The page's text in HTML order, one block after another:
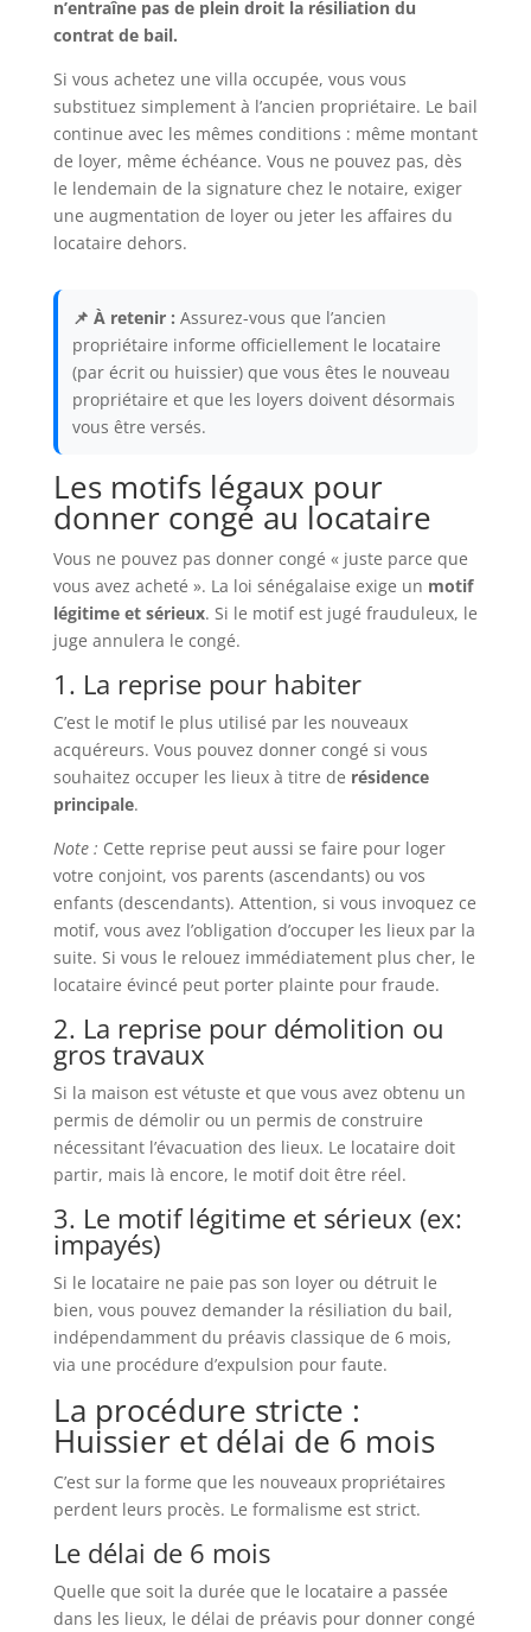
n’entraîne pas de plein droit la résiliation du
contrat de bail.
Si vous achetez une villa occupée, vous vous
substituez simplement à l’ancien propriétaire. Le bail
continue avec les mêmes conditions : même montant
de loyer, même échéance. Vous ne pouvez pas, dès
le lendemain de la signature chez le notaire, exiger
une augmentation de loyer ou jeter les affaires du
locataire dehors.
📌 À retenir : Assurez-vous que l’ancien
propriétaire informe officiellement le locataire
(par écrit ou huissier) que vous êtes le nouveau
propriétaire et que les loyers doivent désormais
vous être versés.
Les motifs légaux pour
donner congé au locataire
Vous ne pouvez pas donner congé « juste parce que
vous avez acheté ». La loi sénégalaise exige un motif
légitime et sérieux. Si le motif est jugé frauduleux, le
juge annulera le congé.
1. La reprise pour habiter
C’est le motif le plus utilisé par les nouveaux
acquéreurs. Vous pouvez donner congé si vous
souhaitez occuper les lieux à titre de résidence
principale.
Note : Cette reprise peut aussi se faire pour loger
votre conjoint, vos parents (ascendants) ou vos
enfants (descendants). Attention, si vous invoquez ce
motif, vous avez l’obligation d’occuper les lieux par la
suite. Si vous le relouez immédiatement plus cher, le
locataire évincé peut porter plainte pour fraude.
2. La reprise pour démolition ou
gros travaux
Si la maison est vétuste et que vous avez obtenu un
permis de démolir ou un permis de construire
nécessitant l’évacuation des lieux. Le locataire doit
partir, mais là encore, le motif doit être réel.
3. Le motif légitime et sérieux (ex:
impayés)
Si le locataire ne paie pas son loyer ou détruit le
bien, vous pouvez demander la résiliation du bail,
indépendamment du préavis classique de 6 mois,
via une procédure d’expulsion pour faute.
La procédure stricte :
Huissier et délai de 6 mois
C’est sur la forme que les nouveaux propriétaires
perdent leurs procès. Le formalisme est strict.
Le délai de 6 mois
Quelle que soit la durée que le locataire a passée
dans les lieux, le délai de préavis pour donner congé